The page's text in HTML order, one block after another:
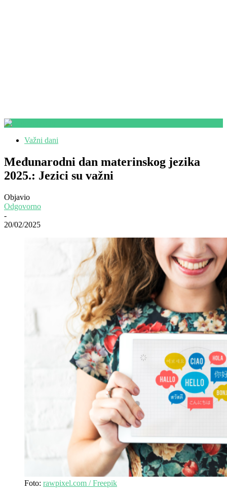
Važni dani
Međunarodni dan materinskog jezika
2025.: Jezici su važni
Objavio
Odgovorno
-
20/02/2025
Foto: rawpixel.com / Freepik